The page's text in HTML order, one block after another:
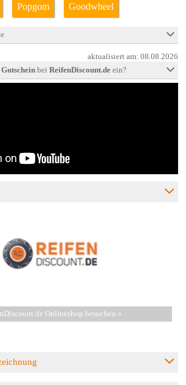
Popgom Goodwheel
aktualisiert am:08.08.2026
Gutscheinbei ReifenDiscount.deein?
Onlineshop besuchen »